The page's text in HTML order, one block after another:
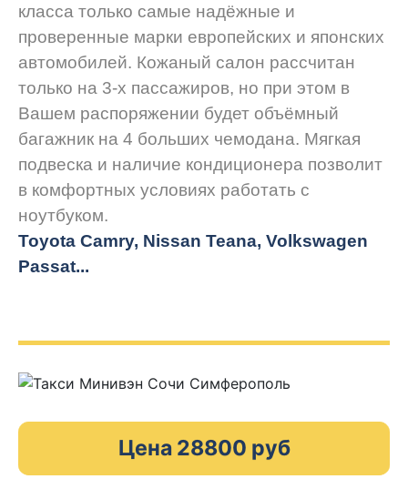
класса только самые надёжные и
проверенные марки европейских и японских
автомобилей. Кожаный салон рассчитан
только на 3-х пассажиров, но при этом в
Вашем распоряжении будет объёмный
багажник на 4 больших чемодана. Мягкая
подвеска и наличие кондиционера позволит
в комфортных условиях работать с
ноутбуком.
Toyota Camry, Nissan Teana, Volkswagen
Passat...
Цена 28800 руб